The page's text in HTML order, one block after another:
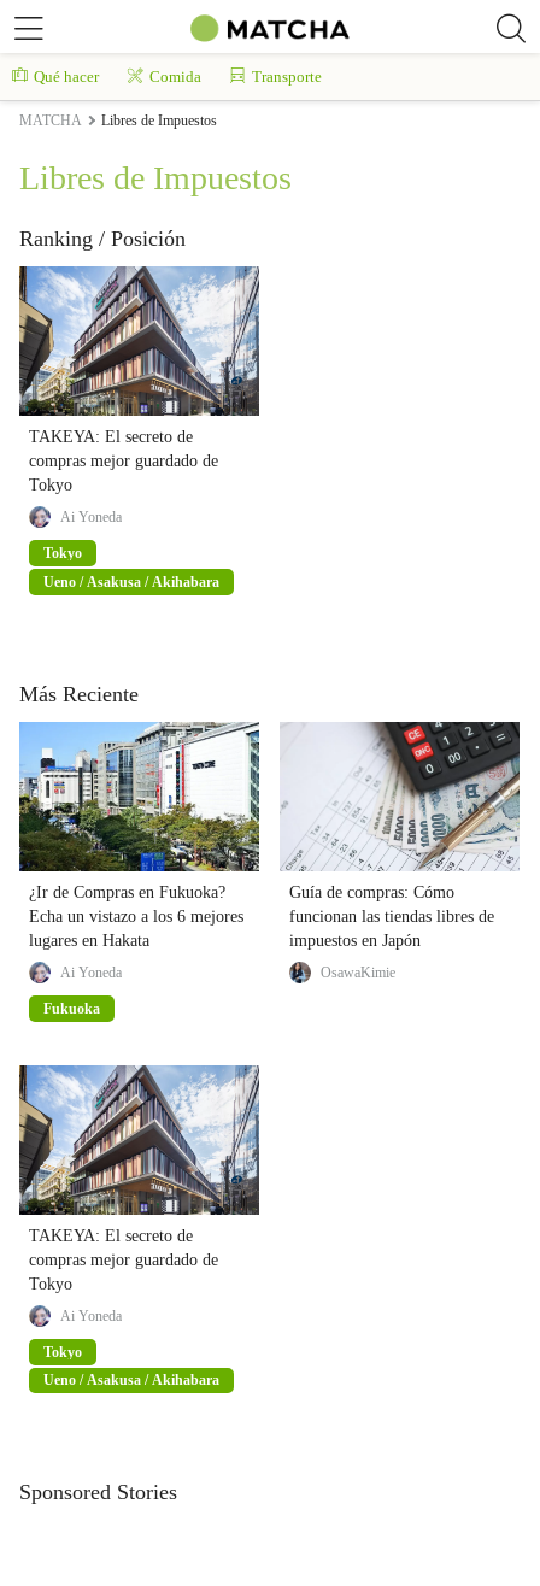
Qué hacer Comida Transporte
MATCHA Libres de Impuestos
Libres de Impuestos
Ranking / Posición
TAKEYA: El secreto de
compras mejor guardado de
Tokyo
Ai Yoneda
Tokyo
Ueno / Asakusa / Akihabara
Más Reciente
¿Ir de Compras en Fukuoka?
Echa un vistazo a los 6 mejores
lugares en Hakata
Ai Yoneda
Fukuoka
Guía de compras: Cómo
funcionan las tiendas libres de
impuestos en Japón
OsawaKimie
TAKEYA: El secreto de
compras mejor guardado de
Tokyo
Ai Yoneda
Tokyo
Ueno / Asakusa / Akihabara
Sponsored Stories